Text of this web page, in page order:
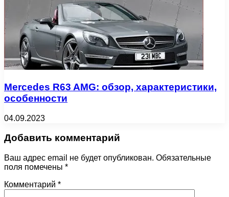
Mercedes R63 AMG: обзор, характеристики,
особенности
04.09.2023
Добавить комментарий
Ваш адрес email не будет опубликован. Обязательные
поля помечены *
Комментарий *